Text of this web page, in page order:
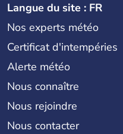
Langue du site : FR
Nos experts météo
Certificat d'intempéries
Alerte météo
Nous connaître
Nous rejoindre
Nous contacter